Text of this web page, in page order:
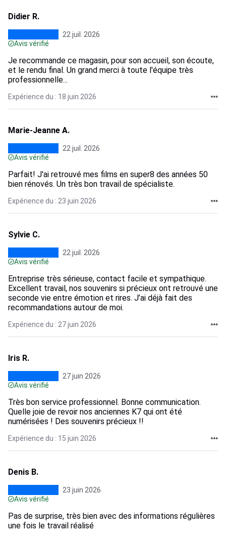
Didier R.
22 juil. 2026
Avis vérifié
Je recommande ce magasin, pour son accueil, son écoute,
et le rendu final. Un grand merci à toute l'équipe très
professionnelle...
Expérience du : 18 juin 2026
Marie-Jeanne A.
22 juil. 2026
Avis vérifié
Parfait! J'ai retrouvé mes films en super8 des années 50
bien rénovés. Un très bon travail de spécialiste.
Expérience du : 23 juin 2026
Sylvie C.
22 juil. 2026
Avis vérifié
Entreprise très sérieuse, contact facile et sympathique.
Excellent travail, nos souvenirs si précieux ont retrouvé une
seconde vie entre émotion et rires. J’ai déjà fait des
recommandations autour de moi.
Expérience du : 27 juin 2026
Iris R.
27 juin 2026
Avis vérifié
Très bon service professionnel. Bonne communication.
Quelle joie de revoir nos anciennes K7 qui ont été
numérisées ! Des souvenirs précieux !!
Expérience du : 15 juin 2026
Denis B.
23 juin 2026
Avis vérifié
Pas de surprise, très bien avec des informations régulières
une fois le travail réalisé